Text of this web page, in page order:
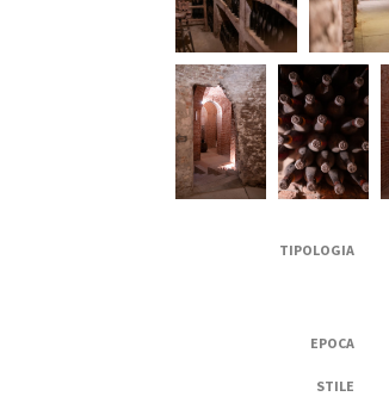
TIPOLOGIA
EPOCA
STILE